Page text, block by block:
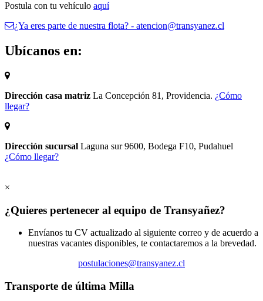
Postula con tu vehículo aquí
¿Ya eres parte de nuestra flota? - atencion@transyanez.cl
Ubícanos en:
Dirección casa matriz La Concepción 81, Providencia. ¿Cómo
llegar?
Dirección sucursal Laguna sur 9600, Bodega F10, Pudahuel
¿Cómo llegar?
×
¿Quieres pertenecer al equipo de Transyañez?
Envíanos tu CV actualizado al siguiente correo y de acuerdo a
nuestras vacantes disponibles, te contactaremos a la brevedad.
postulaciones@transyanez.cl
Transporte de última Milla